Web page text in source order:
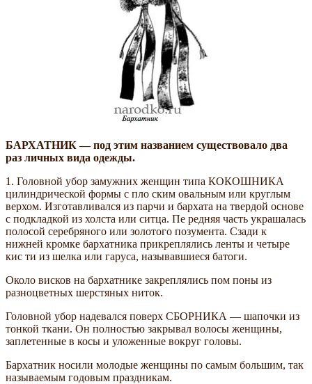
БАРХАТНИК — под этим названием существовало два
раз­ личных вида одежды.
1. Головной убор замужних женщин типа КОКОШНИКА
цилиндрической формы с пло­ ским овальным или круглым
верхом. Изготавливался из парчи и бархата на твердой основе
с подкладкой из холста или ситца. Пе­ редняя часть украшалась
полосой серебряного или золотого позумента. Сзади к
нижней кромке бархатника прикреплялись ленты и четыре
кис­ ти из шелка или гаруса, называвшиеся батоги.
Около висков на бархатнике закреплялись пом­ поны из
разноцветных шерстяных ниток.
Головной убор надевался поверх СБОРНИКА — шапочки из
тонкой ткани. Он полностью закрывал волосы женщины,
заплетенные в косы и уложенные вокруг головы.
Бархатник носили молодые женщины по самым большим, так
называемым годовым праздникам.